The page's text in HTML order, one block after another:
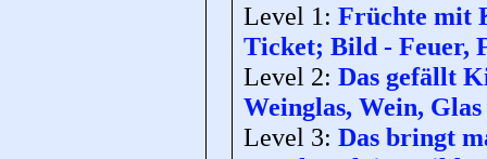
Level 1: Früchte mit
Ticket; Bild - Feuer,
Level 2: Das gefällt
Weinglas, Wein, Glas
Level 3: Das bringt